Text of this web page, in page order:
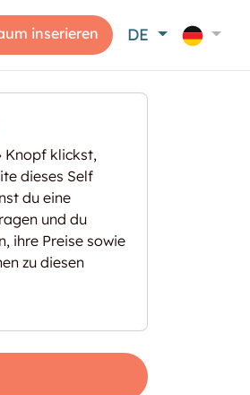
inserieren DE
Knopf klickst,
dieses Self
du eine
und du
ihre Preise sowie
zu diesen